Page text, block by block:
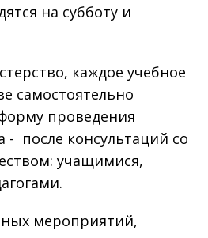
на субботу и
каждое учебное
самостоятельно
проведения
- после консультаций со
учащимися,
мероприятий,